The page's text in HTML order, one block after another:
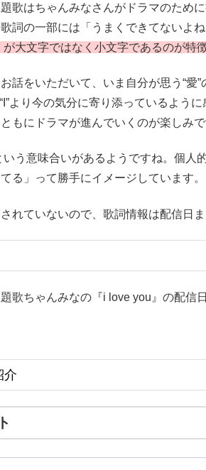
題歌はちゃんみなさんがドラマのため
詞の一部には「うまくできてないよ
大文字ではなく小文字であるのが特徴
話をいただいて、いま自分が思う“愛
“I”より今の気分に寄り添っているよ
もにドラマが進んでいくのが楽しみで
う意味合いがあるようですね。個人
る」って勝手にイメージしています。
れていないので、歌詞情報は配信日ま
歌ちゃんみなの『i love you』の配信
介